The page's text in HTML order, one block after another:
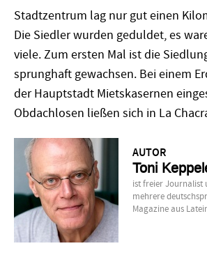
Stadtzentrum lag nur gut einen
Die Siedler wurden geduldet, es
viele. Zum ersten Mal ist die
sprunghaft gewachsen. Bei einem
der Hauptstadt Mietskasernen
Obdachlosen ließen sich in La
AUTOR
Toni
ist freier Journalist
mehrere
Magazine aus